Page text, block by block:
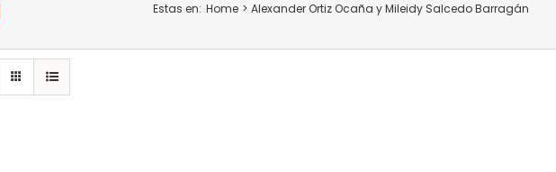
Estas en: Home Alexander Ortiz Ocaña y Mileidy Salcedo Barragán